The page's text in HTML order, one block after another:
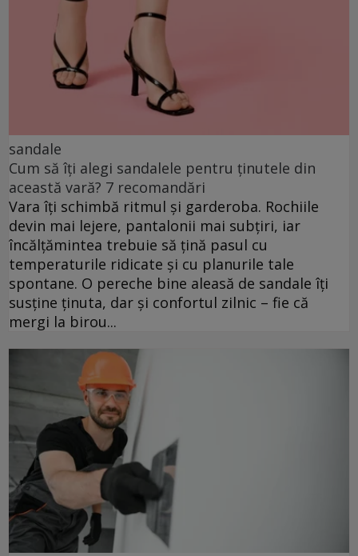
sandale
Cum să îți alegi sandalele pentru ținutele din
această vară? 7 recomandări
Vara îți schimbă ritmul și garderoba. Rochiile
devin mai lejere, pantalonii mai subțiri, iar
încălțămintea trebuie să țină pasul cu
temperaturile ridicate și cu planurile tale
spontane. O pereche bine aleasă de sandale îți
susține ținuta, dar și confortul zilnic – fie că
mergi la birou...